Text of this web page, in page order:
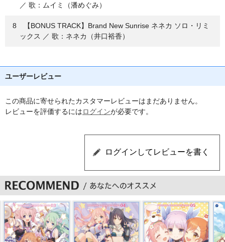
／ 歌：ムイミ（潘めぐみ）
8 【BONUS TRACK】Brand New Sunrise ネネカ ソロ・リミ
ックス ／ 歌：ネネカ（井口裕香）
ユーザーレビュー
この商品に寄せられたカスタマーレビューはまだありません。
レビューを評価するにはログインが必要です。